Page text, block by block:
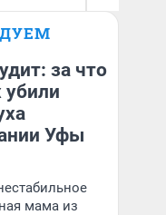
за что
убили
Уфы
мама из